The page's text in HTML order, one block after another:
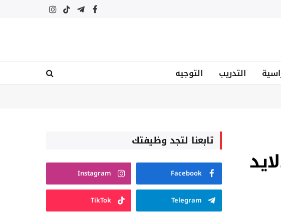
فيسبوكتيلقرامتيكتوكالانستغرام
التدريب التوجيه
تابعنا لتجد وظيفتك
Facebook
Instagram
Telegram
TikTok